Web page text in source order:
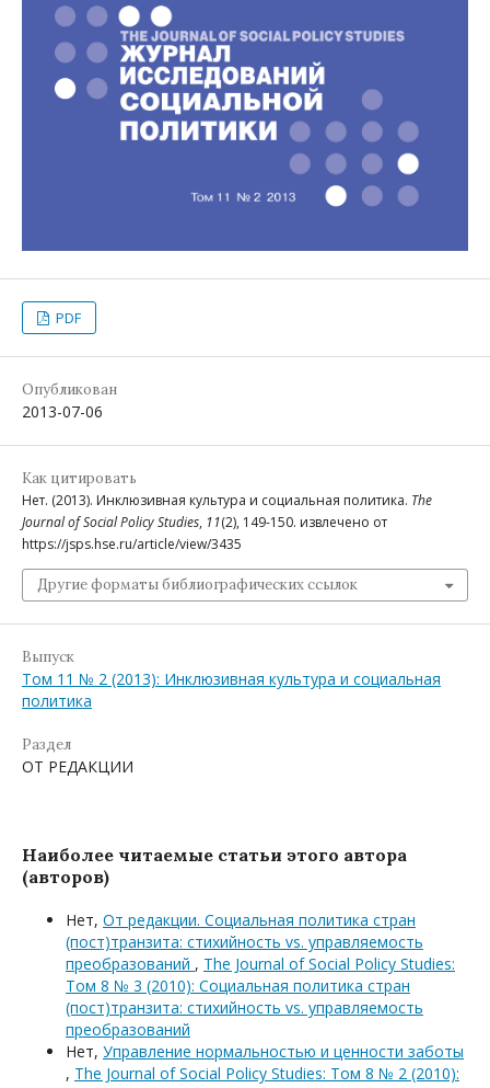
PDF
Опубликован
2013-07-06
Как цитировать
Нет. (2013). Инклюзивная культура и социальная политика. The
Journal of Social Policy Studies, 11(2), 149-150. извлечено от
https://jsps.hse.ru/article/view/3435
Другие форматы библиографических ссылок
Выпуск
Том 11 № 2 (2013): Инклюзивная культура и социальная
политика
Раздел
ОТ РЕДАКЦИИ
Наиболее читаемые статьи этого автора
(авторов)
Нет, От редакции. Социальная политика стран
(пост)транзита: стихийность vs. управляемость
преобразований , The Journal of Social Policy Studies:
Том 8 № 3 (2010): Социальная политика стран
(пост)транзита: стихийность vs. управляемость
преобразований
Нет, Управление нормальностью и ценности заботы
, The Journal of Social Policy Studies: Том 8 № 2 (2010):